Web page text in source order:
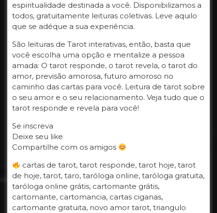
espiritualidade destinada a você. Disponibilizamos a
todos, gratuitamente leituras coletivas. Leve aquilo
que se adéque a sua experiência.
São leituras de Tarot interativas, então, basta que
você escolha uma opção e mentalize a pessoa
amada: O tarot responde, o tarot revela, o tarot do
amor, previsão amorosa, futuro amoroso no
caminho das cartas para você. Leitura de tarot sobre
o seu amor e o seu relacionamento. Veja tudo que o
tarot responde e revela para você!
Se inscreva
Deixe seu like
Compartilhe com os amigos
cartas de tarot, tarot responde, tarot hoje, tarot
de hoje, tarot, taro, taróloga online, taróloga gratuita,
taróloga online grátis, cartomante grátis,
cartomante, cartomancia, cartas ciganas,
cartomante gratuita, novo amor tarot, triangulo